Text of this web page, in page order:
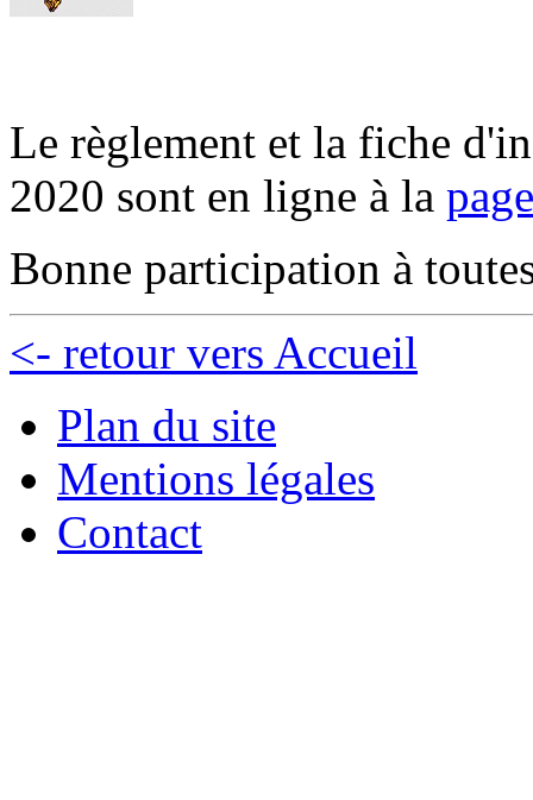
Le règlement et la fiche
2020 sont en ligne à la
Bonne participation à
<- retour vers Accueil
Plan du site
Mentions légales
Contact